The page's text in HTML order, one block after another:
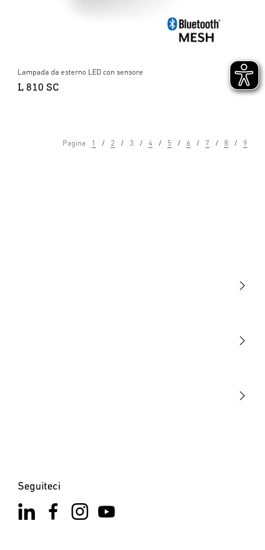
Lampada da esterno LED con sensore
L 810 SC
Pagina 1 2 3 4 5 6 7 8 9
SeguiteciXLED home 2 SC nero